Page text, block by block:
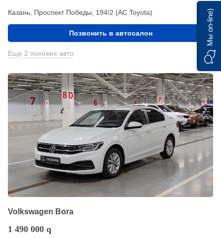
Казань, Проспект Победы, 194/2 (АС Toyota)
Позвонить в автосалон
Еще 2 похожих авто
Volkswagen Bora
1 490 000 q
Мы on-line)